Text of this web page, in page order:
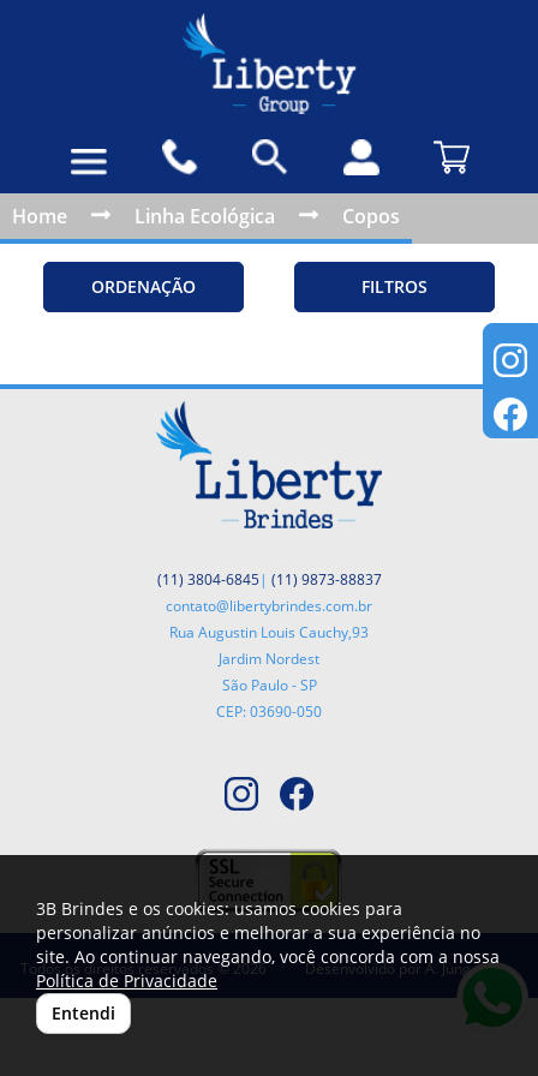
Home Linha Ecológica Copos
ORDENAÇÃO FILTROS
(11) 3804-6845| (11) 9873-88837
contato@libertybrindes.com.br
Rua Augustin Louis Cauchy,93
Jardim Nordest
São Paulo - SP
CEP: 03690-050
Todos os direitos reservados © 2026 Desenvolvido porA. Jung
3B Brindes e os cookies: usamos cookies para
personalizar anúncios e melhorar a sua experiência no
site. Ao continuar navegando, você concorda com a nossa
Política de Privacidade
Entendi